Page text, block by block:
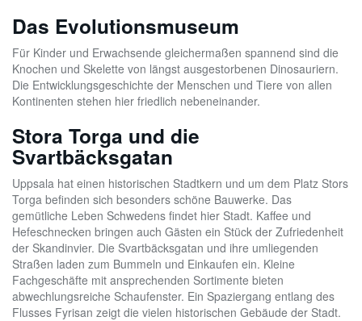
Das Evolutionsmuseum
Für Kinder und Erwachsende gleichermaßen spannend sind die
Knochen und Skelette von längst ausgestorbenen Dinosauriern.
Die Entwicklungsgeschichte der Menschen und Tiere von allen
Kontinenten stehen hier friedlich nebeneinander.
Stora Torga und die
Svartbäcksgatan
Uppsala hat einen historischen Stadtkern und um dem Platz Stors
Torga befinden sich besonders schöne Bauwerke. Das
gemütliche Leben Schwedens findet hier Stadt. Kaffee und
Hefeschnecken bringen auch Gästen ein Stück der Zufriedenheit
der Skandinvier. Die Svartbäcksgatan und ihre umliegenden
Straßen laden zum Bummeln und Einkaufen ein. Kleine
Fachgeschäfte mit ansprechenden Sortimente bieten
abwechlungsreiche Schaufenster. Ein Spaziergang entlang des
Flusses Fyrisan zeigt die vielen historischen Gebäude der Stadt.